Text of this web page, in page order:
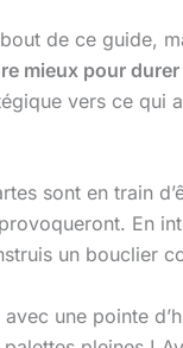
de ce guide,
mieux pour
vers ce qui
sont en train
En
un bouclier
une pointe